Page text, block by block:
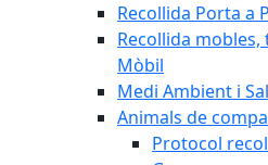
Recollida Porta a
Recollida
Mòbil
Medi Ambient i
Animals de
Protocol